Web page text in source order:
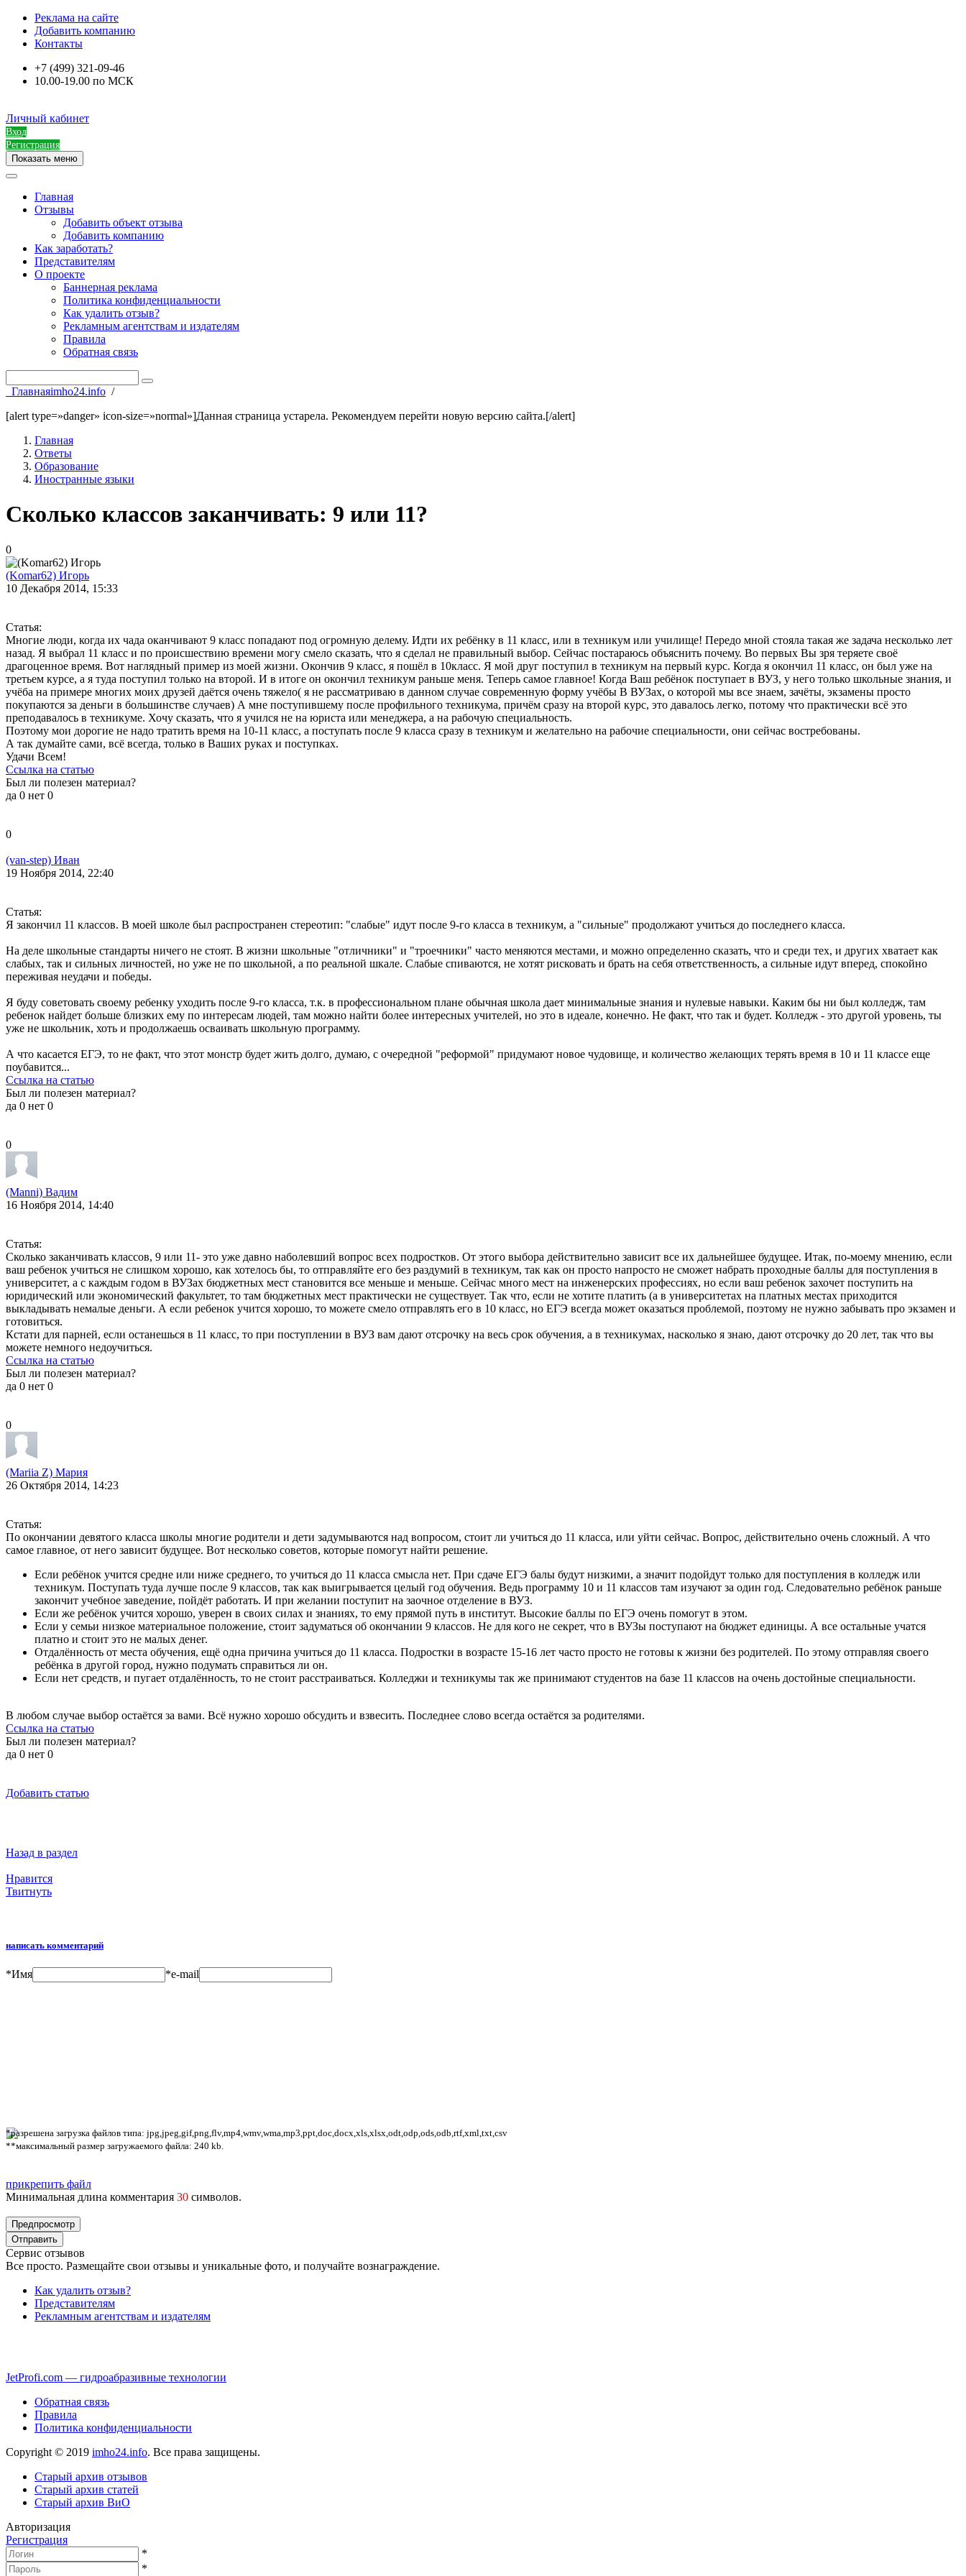
Реклама на сайте
Добавить компанию
Контакты
+7 (499) 321-09-46
10.00-19.00 по МСК
Личный кабинет
Вход
Регистрация
Показать меню
Главная
Отзывы
Добавить объект отзыва
Добавить компанию
Как заработать?
Представителям
О проекте
Баннерная реклама
Политика конфиденциальности
Как удалить отзыв?
Рекламным агентствам и издателям
Правила
Обратная связь
Главнаяimho24.info /
[alert type=»danger» icon-size=»normal»]Данная страница устарела. Рекомендуем перейти новую версию сайта.[/alert]
Главная
Ответы
Образование
Иностранные языки
Сколько классов заканчивать: 9 или 11?
0
(Komar62) Игорь
10 Декабря 2014, 15:33
Статья:
Многие люди, когда их чада оканчивают 9 класс попадают под огромную делему. Идти их ребёнку в 11 класс, или в техникум или училище! Передо мной стояла такая же задача несколько лет
назад. Я выбрал 11 класс и по происшествию времени могу смело сказать, что я сделал не правильный выбор. Сейчас постараюсь объяснить почему. Во первых Вы зря теряете своё
драгоценное время. Вот наглядный пример из моей жизни. Окончив 9 класс, я пошёл в 10класс. Я мой друг поступил в техникум на первый курс. Когда я окончил 11 класс, он был уже на
третьем курсе, а я туда поступил только на второй. И в итоге он окончил техникум раньше меня. Теперь самое главное! Когда Ваш ребёнок поступает в ВУЗ, у него только школьные знания, и
учёба на примере многих моих друзей даётся очень тяжело( я не рассматриваю в данном случае современную форму учёбы В ВУЗах, о которой мы все знаем, зачёты, экзамены просто
покупаются за деньги в большинстве случаев) А мне поступившему после профильного техникума, причём сразу на второй курс, это давалось легко, потому что практически всё это
преподавалось в техникуме. Хочу сказать, что я учился не на юриста или менеджера, а на рабочую специальность.
Поэтому мои дорогие не надо тратить время на 10-11 класс, а поступать после 9 класса сразу в техникум и желательно на рабочие специальности, они сейчас востребованы.
А так думайте сами, всё всегда, только в Ваших руках и поступках.
Удачи Всем!
Ссылка на статью
Был ли полезен материал?
да 0 нет 0
0
(van-step) Иван
19 Ноября 2014, 22:40
Статья:
Я закончил 11 классов. В моей школе был распространен стереотип: "слабые" идут после 9-го класса в техникум, а "сильные" продолжают учиться до последнего класса.
На деле школьные стандарты ничего не стоят. В жизни школьные "отличники" и "троечники" часто меняются местами, и можно определенно сказать, что и среди тех, и других хватает как
слабых, так и сильных личностей, но уже не по школьной, а по реальной шкале. Слабые спиваются, не хотят рисковать и брать на себя ответственность, а сильные идут вперед, спокойно
переживая неудачи и победы.
Я буду советовать своему ребенку уходить после 9-го класса, т.к. в профессиональном плане обычная школа дает минимальные знания и нулевые навыки. Каким бы ни был колледж, там
ребенок найдет больше близких ему по интересам людей, там можно найти более интересных учителей, но это в идеале, конечно. Не факт, что так и будет. Колледж - это другой уровень, ты
уже не школьник, хоть и продолжаешь осваивать школьную программу.
А что касается ЕГЭ, то не факт, что этот монстр будет жить долго, думаю, с очередной "реформой" придумают новое чудовище, и количество желающих терять время в 10 и 11 классе еще
поубавится...
Ссылка на статью
Был ли полезен материал?
да 0 нет 0
0
(Manni) Вадим
16 Ноября 2014, 14:40
Статья:
Сколько заканчивать классов, 9 или 11- это уже давно наболевший вопрос всех подростков. От этого выбора действительно зависит все их дальнейшее будущее. Итак, по-моему мнению, если
ваш ребенок учиться не слишком хорошо, как хотелось бы, то отправляйте его без раздумий в техникум, так как он просто напросто не сможет набрать проходные баллы для поступления в
университет, а с каждым годом в ВУЗах бюджетных мест становится все меньше и меньше. Сейчас много мест на инженерских профессиях, но если ваш ребенок захочет поступить на
юридический или экономический факультет, то там бюджетных мест практически не существует. Так что, если не хотите платить (а в университетах на платных местах приходится
выкладывать немалые деньги. А если ребенок учится хорошо, то можете смело отправлять его в 10 класс, но ЕГЭ всегда может оказаться проблемой, поэтому не нужно забывать про экзамен и
готовиться.
Кстати для парней, если останешься в 11 класс, то при поступлении в ВУЗ вам дают отсрочку на весь срок обучения, а в техникумах, насколько я знаю, дают отсрочку до 20 лет, так что вы
можете немного недоучиться.
Ссылка на статью
Был ли полезен материал?
да 0 нет 0
0
(Mariia Z) Мария
26 Октября 2014, 14:23
Статья:
По окончании девятого класса школы многие родители и дети задумываются над вопросом, стоит ли учиться до 11 класса, или уйти сейчас. Вопрос, действительно очень сложный. А что
самое главное, от него зависит будущее. Вот несколько советов, которые помогут найти решение.
Если ребёнок учится средне или ниже среднего, то учиться до 11 класса смысла нет. При сдаче ЕГЭ балы будут низкими, а значит подойдут только для поступления в колледж или
техникум. Поступать туда лучше после 9 классов, так как выигрывается целый год обучения. Ведь программу 10 и 11 классов там изучают за один год. Следовательно ребёнок раньше
закончит учебное заведение, пойдёт работать. И при желании поступит на заочное отделение в ВУЗ.
Если же ребёнок учится хорошо, уверен в своих силах и знаниях, то ему прямой путь в институт. Высокие баллы по ЕГЭ очень помогут в этом.
Если у семьи низкое материальное положение, стоит задуматься об окончании 9 классов. Не для кого не секрет, что в ВУЗы поступают на бюджет единицы. А все остальные учатся
платно и стоит это не малых денег.
Отдалённость от места обучения, ещё одна причина учиться до 11 класса. Подростки в возрасте 15-16 лет часто просто не готовы к жизни без родителей. По этому отправляя своего
ребёнка в другой город, нужно подумать справиться ли он.
Если нет средств, и пугает отдалённость, то не стоит расстраиваться. Колледжи и техникумы так же принимают студентов на базе 11 классов на очень достойные специальности.
В любом случае выбор остаётся за вами. Всё нужно хорошо обсудить и взвесить. Последнее слово всегда остаётся за родителями.
Ссылка на статью
Был ли полезен материал?
да 0 нет 0
Добавить статью
Назад в раздел
Нравится
Твитнуть
написать комментарий
*Имя *e-mail
*разрешена загрузка файлов типа: jpg,jpeg,gif,png,flv,mp4,wmv,wma,mp3,ppt,doc,docx,xls,xlsx,odt,odp,ods,odb,rtf,xml,txt,csv
**максимальный размер загружаемого файла: 240 kb.
прикрепить файл
Минимальная длина комментария 30 символов.
Сервис отзывов
Все просто. Размещайте свои отзывы и уникальные фото, и получайте вознаграждение.
Как удалить отзыв?
Представителям
Рекламным агентствам и издателям
JetProfi.com — гидроабразивные технологии
Обратная связь
Правила
Политика конфиденциальности
Copyright © 2019 imho24.info. Все права защищены.
Старый архив отзывов
Старый архив статей
Старый архив ВиО
Авторизация
Регистрация
*
*